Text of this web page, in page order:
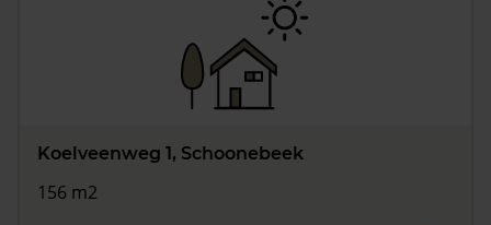
Koelveenweg 1, Schoonebeek
156 m2